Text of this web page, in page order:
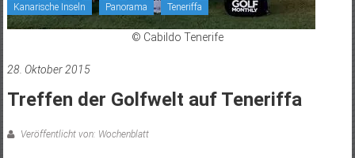
Kanarische Inseln Panorama Teneriffa
© Cabildo Tenerife
28. Oktober 2015
Treffen der Golfwelt auf Teneriffa
Veröffentlicht von: Wochenblatt